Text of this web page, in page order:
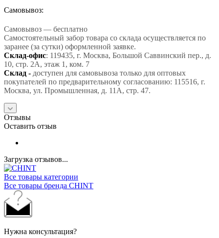
Самовывоз:
Самовывоз — бесплатно
Самостоятельный забор товара со склада осуществляется по
заранее (за сутки) оформленной заявке.
Склад-офис: 119435, г. Москва, Большой Саввинский пер., д.
10, стр. 2А, этаж 1, ком. 7
Склад - доступен для самовывоза только для оптовых
покупателей по предварительному согласованию: 115516, г.
Москва, ул. Промышленная, д. 11А, стр. 47.
Отзывы
Оставить отзыв
Загрузка отзывов...
Все товары категории
Все товары бренда CHINT
Нужна консультация?